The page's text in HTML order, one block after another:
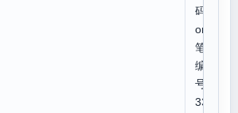
码:u
omi
笔顺
编
号:4
334